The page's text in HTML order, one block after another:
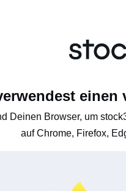
einen
Deinen Browser, um
auf Chrome, Firefox,